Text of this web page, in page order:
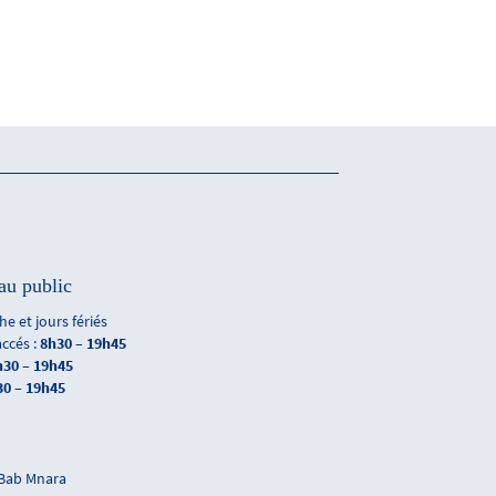
public
et jours fériés
:8h30 – 19h45
– 19h45
– 19h45
Mnara